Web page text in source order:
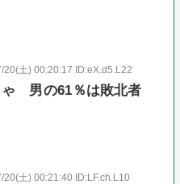
20(土) 00:20:17 ID:eX.d5.L22
ゃ 男の61％は敗北者
20(土) 00:21:40 ID:LF.ch.L10